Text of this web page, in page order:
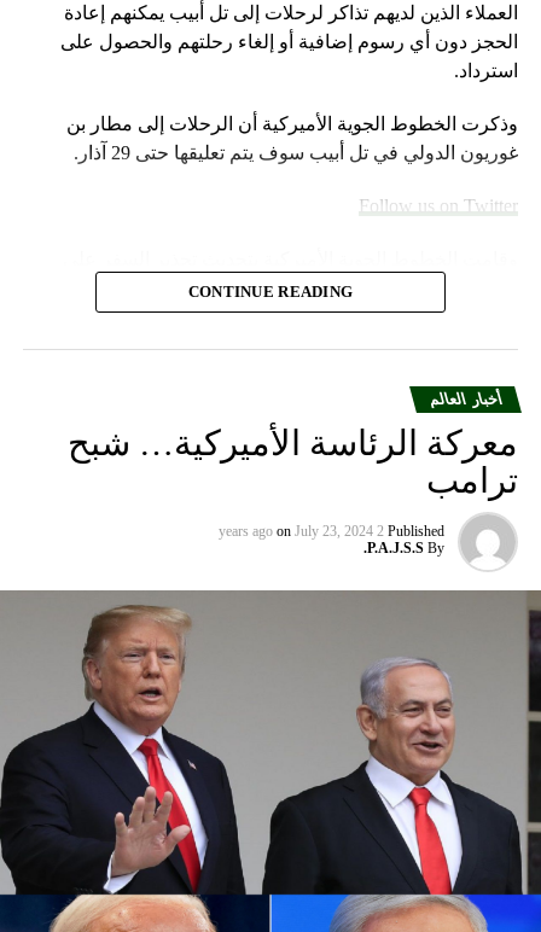
العملاء الذين لديهم تذاكر لرحلات إلى تل أبيب يمكنهم إعادة
الحجز دون أي رسوم إضافية أو إلغاء رحلتهم والحصول على
استرداد.
وذكرت الخطوط الجوية الأميركية أن الرحلات إلى مطار بن
غوريون الدولي في تل أبيب سوف يتم تعليقها حتى 29 آذار.
Follow us on Twitter
موقعها الإلكتروني خلال عطلة نهاية الأسبوع.
والمدن الأوروبية التي تقدم خدماتها إلى الولايات المتحدة”.
ومددت شركة دلتا إيرلاينز تعليق رحلاتها إلى إسرائيل حتى 30
خدماتها إلى أجل غير مسمى.
وتوقفت شركات الطيران الثلاث عن الطيران إلى إسرائيل بعد
وقت قصير من هجوم حماس في السابع من تشرين الأول الذي
كما أوقفت عدة شركات طيران دولية أخرى رحلاتها من وإلى
إسرائيل ولبنان والأردن والعراق وإيران، على خلفية تصاعد التوتر
في المنطقة، بعد مقتل رئيس المكتب السياسي لحماس في
طهران، ومقتل مسؤول عسكري بارز في الحزب بغارة إسرائيلية
على بيروت أواخر تموز الماضي.
وأعلنت شركة لوفتهانزا الألمانية، الاثنين الماضي، أنها ستوقف
جميع رحلاتها إلى إسرائيل وعمان وبيروت وطهران وأربيل في
العراق حتى يوم الاثنين المقبل بناء على “تحليل أمني حالي”.
CONTINUE READING
أخبار العالم
معركة الرئاسة الأميركية… شبح
ترامب
Published
2 years ago
on July 23, 2024
By
P.A.J.S.S.